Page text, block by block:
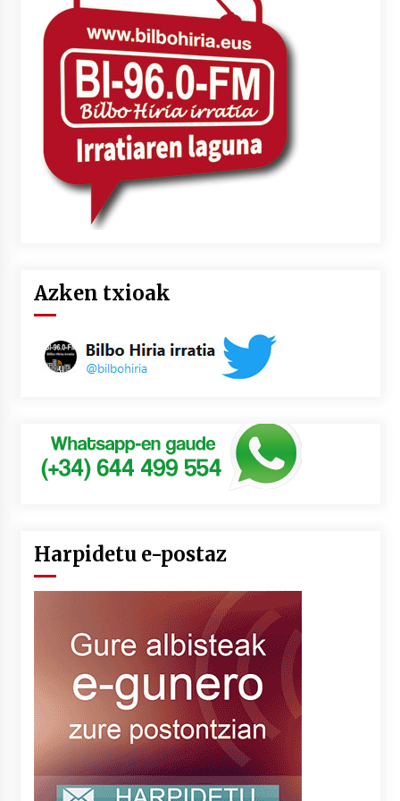
2026/07/03
MUSIBLA #297: Bide, Boards Of Canada, Somak,
Tiga, Twisted Teens, Underscores, Habia
2026/07/02
Azken txioak
Harpidetu e-postaz